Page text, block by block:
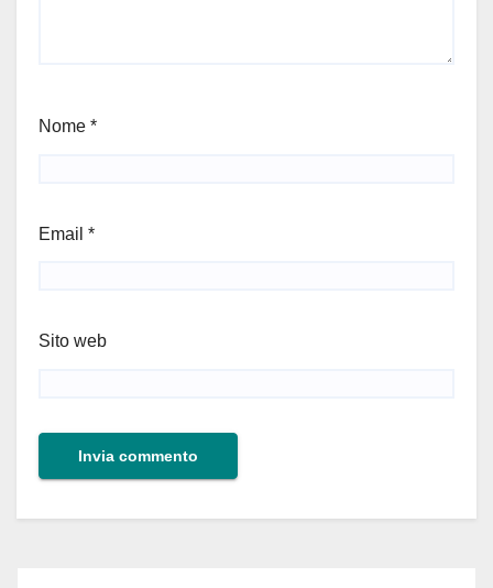
Nome *
Email *
Sito web